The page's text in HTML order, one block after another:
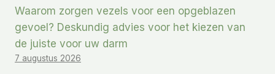
Waarom zorgen vezels voor een opgeblazen
gevoel? Deskundig advies voor het kiezen van
de juiste voor uw darm
7 augustus 2026